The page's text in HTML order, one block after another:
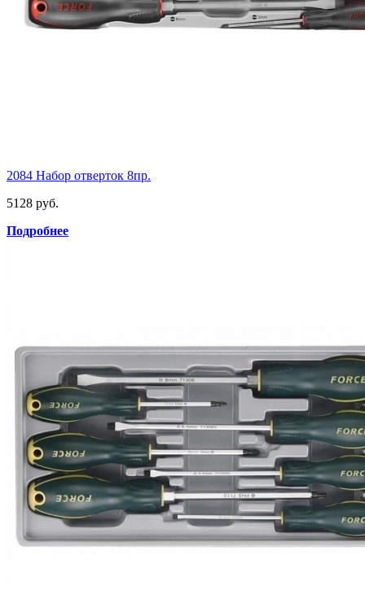
2084 Набор отверток 8пр.
5128 руб.
Подробнее